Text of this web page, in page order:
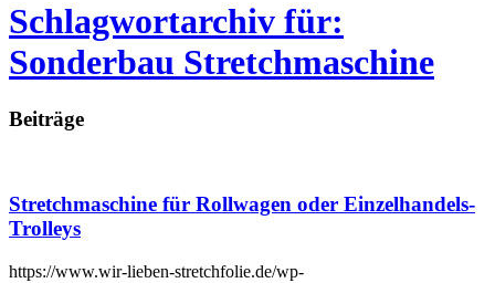
Schlagwortarchiv für:
Sonderbau Stretchmaschine
Beiträge
Stretchmaschine für Rollwagen oder Einzelhandels-
Trolleys
https://www.wir-lieben-stretchfolie.de/wp-